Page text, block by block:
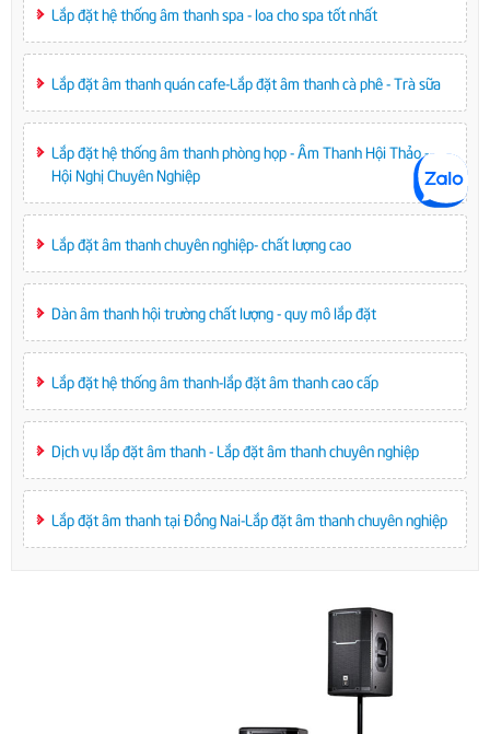
Lắp đặt hệ thống âm thanh spa - loa cho spa tốt nhất
Lắp đặt âm thanh quán cafe-Lắp đặt âm thanh cà phê - Trà sữa
Lắp đặt hệ thống âm thanh phòng họp - Âm Thanh Hội Thảo -
Hội Nghị Chuyên Nghiệp
Lắp đặt âm thanh chuyên nghiệp- chất lượng cao
Dàn âm thanh hội trường chất lượng - quy mô lắp đặt
Lắp đặt hệ thống âm thanh-lắp đặt âm thanh cao cấp
Dịch vụ lắp đặt âm thanh - Lắp đặt âm thanh chuyên nghiệp
Lắp đặt âm thanh tại Đồng Nai-Lắp đặt âm thanh chuyên nghiệp